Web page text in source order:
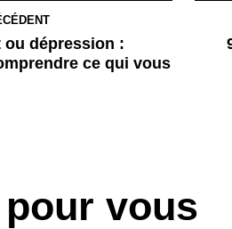
ou dépression :
ce qui vous
vous